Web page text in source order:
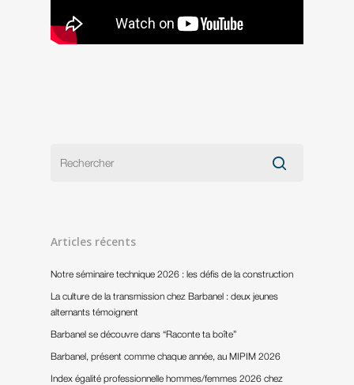
Articles récents
Notre séminaire technique 2026 : les défis de la construction
La culture de la transmission chez Barbanel : deux jeunes
alternants témoignent
Barbanel se découvre dans “Raconte ta boîte”
Barbanel, présent comme chaque année, au MIPIM 2026
Index égalité professionnelle hommes/femmes 2026 chez